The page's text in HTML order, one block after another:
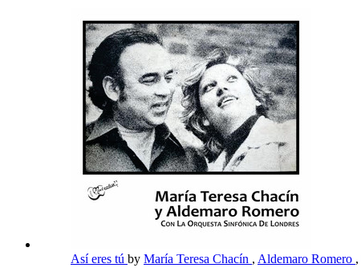
Así eres tú by María Teresa Chacín , Aldemaro Romero ,